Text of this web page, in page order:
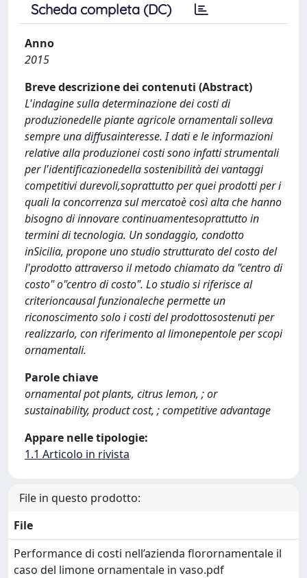
Scheda completa (DC)
Anno
2015
Breve descrizione dei contenuti (Abstract)
L'indagine sulla determinazione dei costi di
produzionedelle piante agricole ornamentali solleva
sempre una diffusainteresse. I dati e le informazioni
relative alla produzionei costi sono infatti strumentali
per l'identificazionedella sostenibilità dei vantaggi
competitivi durevoli,soprattutto per quei prodotti per i
quali la concorrenza sul mercatoè così alta che hanno
bisogno di innovare continuamentesoprattutto in
termini di tecnologia. Un sondaggio, condotto
inSicilia, propone uno studio strutturato del costo del
l'prodotto attraverso il metodo chiamato da "centro di
costo" o"centro di costo". Lo studio si riferisce al
criterioncausal funzionaleche permette un
riconoscimento solo i costi del prodottosostenuti per
realizzarlo, con riferimento al limonepentole per scopi
ornamentali.
Parole chiave
ornamental pot plants, citrus lemon, ; or
sustainability, product cost, ; competitive advantage
Appare nelle tipologie:
1.1 Articolo in rivista
File in questo prodotto:
File
Performance di costi nell’azienda florornamentale il
caso del limone ornamentale in vaso.pdf